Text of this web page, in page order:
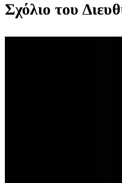
Σχόλιο του